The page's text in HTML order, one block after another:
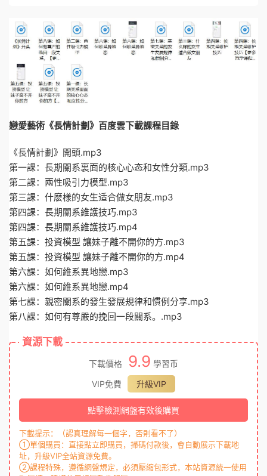
戀愛藝術《長情計劃》百度雲下載課程目錄
《長情計劃》開頭.mp3
第一課：長期關系裏面的核心心态和女性分類.mp3
第二課：兩性吸引力模型.mp3
第三課：什麽樣的女生适合做女朋友.mp3
第四課：長期關系維護技巧.mp3
第四課：長期關系維護技巧.mp4
第五課：投資模型 讓妹子離不開你的方.mp3
第五課：投資模型 讓妹子離不開你的方.mp4
第六課：如何維系異地戀.mp3
第六課：如何維系異地戀.mp4
第七課：親密關系的發生發展規律和慣例分享.mp3
第八課：如何有尊嚴的挽回一段關系。.mp3
資源下載
下載價格 9.9 學習币
VIP免費
升級VIP
點擊檢測網盤有效後購買
下載提示：（認真理解每一個字，否則看不了）
①單個購買：直接點立即購買，掃碼付款後，會自動展示下載地
址，升級VIP全站資源免費。
②課程特殊，遵循網盤規定，必須壓縮包形式，本站資源統一使用